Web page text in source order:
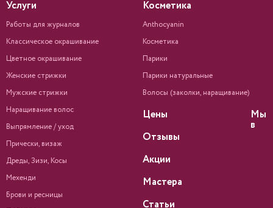
Услуги
Работы для журналов
Классическое окрашивание
Цветное окрашивание
Женские стрижки
Мужские стрижки
Наращивание волос
Выпрямление / уход
Прически, визаж
Дреды, Зизи, Косы
Мехенди
Брови и ресницы
Косметика
Anthocyanin
Косметика
Парики
Парики натуральные
Волосы (заколки, наращивание)
Цены
Отзывы
Акции
Мастера
Статьи
Мы
в